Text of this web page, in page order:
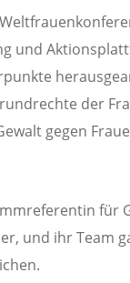
und
der
gegen
für
und ihr Team